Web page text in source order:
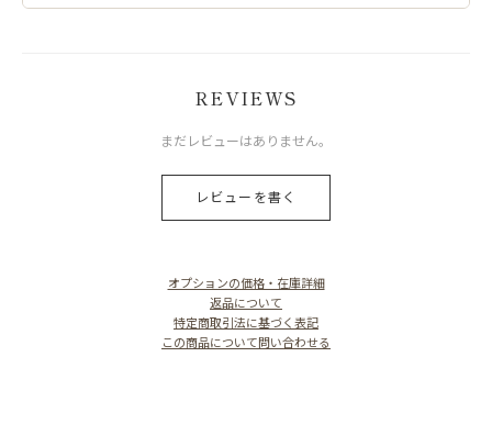
REVIEWS
まだレビューはありません。
レビューを書く
オプションの価格・在庫詳細
返品について
特定商取引法に基づく表記
この商品について問い合わせる